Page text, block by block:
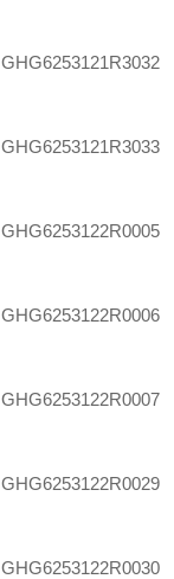
GHG6253121R3032
GHG6253121R3033
GHG6253122R0005
GHG6253122R0006
GHG6253122R0007
GHG6253122R0029
GHG6253122R0030